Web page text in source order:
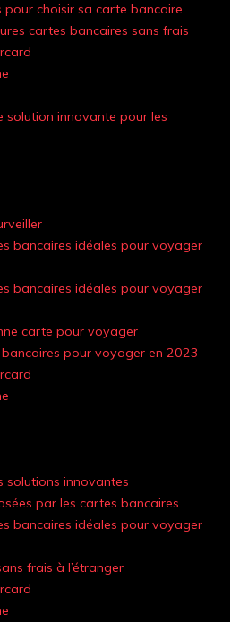
pour choisir sa carte bancaire
cartes bancaires sans frais
solution innovante pour les
bancaires idéales pour voyager
bancaires idéales pour voyager
carte pour voyager
pour voyager en 2023
solutions innovantes
par les cartes bancaires
bancaires idéales pour voyager
frais à l’étranger